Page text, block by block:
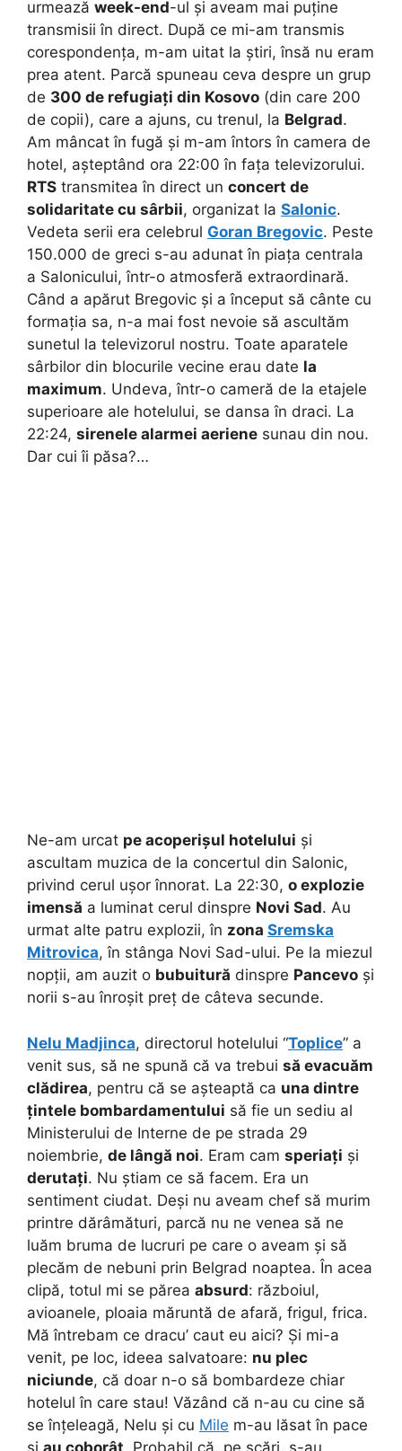
urmează week-end-ul și aveam mai puține
transmisii în direct. După ce mi-am transmis
corespondența, m-am uitat la știri, însă nu eram
prea atent. Parcă spuneau ceva despre un grup
de 300 de refugiați din Kosovo (din care 200
de copii), care a ajuns, cu trenul, la Belgrad.
Am mâncat în fugă și m-am întors în camera de
hotel, așteptând ora 22:00 în fața televizorului.
RTS transmitea în direct un concert de
solidaritate cu sârbii, organizat la Salonic.
Vedeta serii era celebrul Goran Bregovic. Peste
150.000 de greci s-au adunat în piața centrala
a Salonicului, într-o atmosferă extraordinară.
Când a apărut Bregovic și a început să cânte cu
formația sa, n-a mai fost nevoie să ascultăm
sunetul la televizorul nostru. Toate aparatele
sârbilor din blocurile vecine erau date la
maximum. Undeva, într-o cameră de la etajele
superioare ale hotelului, se dansa în draci. La
22:24, sirenele alarmei aeriene sunau din nou.
Dar cui îi păsa?…
Ne-am urcat pe acoperișul hotelului și
ascultam muzica de la concertul din Salonic,
privind cerul ușor înnorat. La 22:30, o explozie
imensă a luminat cerul dinspre Novi Sad. Au
urmat alte patru explozii, în zona Sremska
Mitrovica, în stânga Novi Sad-ului. Pe la miezul
nopții, am auzit o bubuitură dinspre Pancevo și
norii s-au înroșit preț de câteva secunde.
Nelu Madjinca, directorul hotelului “Toplice” a
venit sus, să ne spună că va trebui să evacuăm
clădirea, pentru că se așteaptă ca una dintre
țintele bombardamentului să fie un sediu al
Ministerului de Interne de pe strada 29
noiembrie, de lângă noi. Eram cam speriați și
derutați. Nu știam ce să facem. Era un
sentiment ciudat. Deși nu aveam chef să murim
printre dărâmături, parcă nu ne venea să ne
luăm bruma de lucruri pe care o aveam și să
plecăm de nebuni prin Belgrad noaptea. În acea
clipă, totul mi se părea absurd: războiul,
avioanele, ploaia măruntă de afară, frigul, frica.
Mă întrebam ce dracu’ caut eu aici? Și mi-a
venit, pe loc, ideea salvatoare: nu plec
niciunde, că doar n-o să bombardeze chiar
hotelul în care stau! Văzând că n-au cu cine să
se înțeleagă, Nelu și cu Mile m-au lăsat în pace
și au coborât. Probabil că, pe scări, s-au